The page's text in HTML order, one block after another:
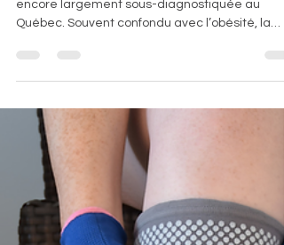
Le lipœdème est une condition chronique
Québec. Souvent confondu avec l’obésité, la
accumulation symétrique et douloureuse de
graisse sous-cutanée, en particulier au niveau
des jambes et parfois des bras.